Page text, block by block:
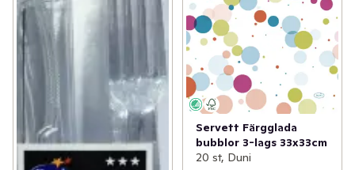
Servett Färgglada
bubblor 3-lags 33x33cm
20 st, Duni